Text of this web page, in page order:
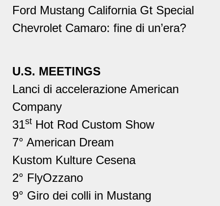
Ford Mustang California Gt Special
Chevrolet Camaro: fine di un’era?
U.S. MEETINGS
Lanci di accelerazione American
Company
31st Hot Rod Custom Show
7° American Dream
Kustom Kulture Cesena
2° FlyOzzano
9° Giro dei colli in Mustang